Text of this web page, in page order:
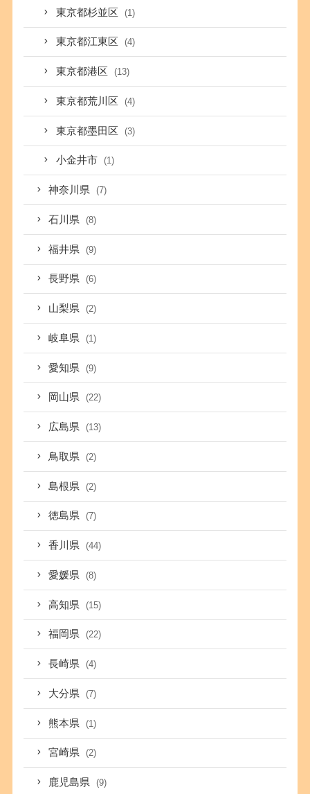
東京都杉並区 (1)
東京都江東区 (4)
東京都港区 (13)
東京都荒川区 (4)
東京都墨田区 (3)
小金井市 (1)
神奈川県 (7)
石川県 (8)
福井県 (9)
長野県 (6)
山梨県 (2)
岐阜県 (1)
愛知県 (9)
岡山県 (22)
広島県 (13)
鳥取県 (2)
島根県 (2)
徳島県 (7)
香川県 (44)
愛媛県 (8)
高知県 (15)
福岡県 (22)
長崎県 (4)
大分県 (7)
熊本県 (1)
宮崎県 (2)
鹿児島県 (9)